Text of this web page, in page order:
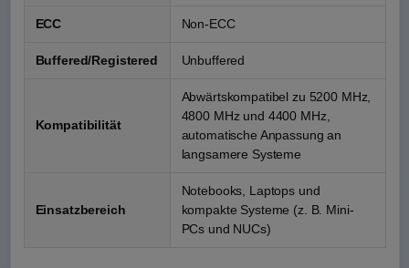
ECC Non-ECC
Buffered/Registered Unbuffered
Kompatibilität
Abwärtskompatibel zu 5200 MHz,
4800 MHz und 4400 MHz,
automatische Anpassung an
langsamere Systeme
Einsatzbereich
Notebooks, Laptops und
kompakte Systeme (z. B. Mini-
PCs und NUCs)